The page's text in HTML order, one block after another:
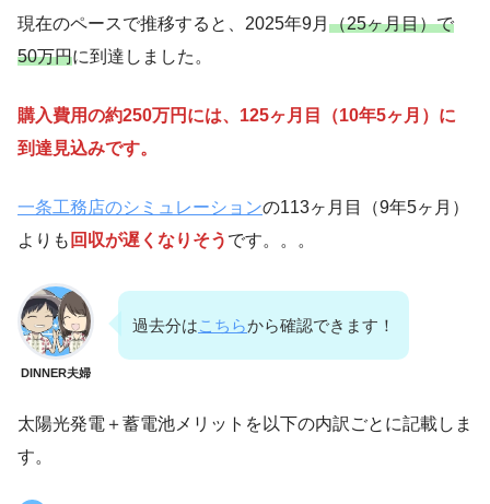
現在のペースで推移すると、2025年9月 （25ヶ月目）で
50万円に到達しました。
購入費用の約250万円には、125ヶ月目（10年5ヶ月）に
到達見込みです。
一条工務店のシミュレーションの113ヶ月目（9年5ヶ月）
よりも 回収が遅くなりそう です。。。
DINNER夫婦
過去分はこちらから確認できます！
太陽光発電＋蓄電池メリットを以下の内訳ごとに記載しま
す。